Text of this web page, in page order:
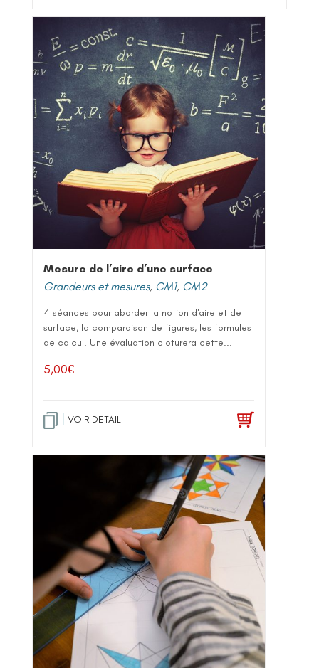
Mesure de l’aire d’une surface
Grandeurs et mesures, CM1, CM2
4 séances pour aborder la notion d'aire et de
surface, la comparaison de figures, les formules
de calcul. Une évaluation cloturera cette...
5,00€
VOIR DETAIL